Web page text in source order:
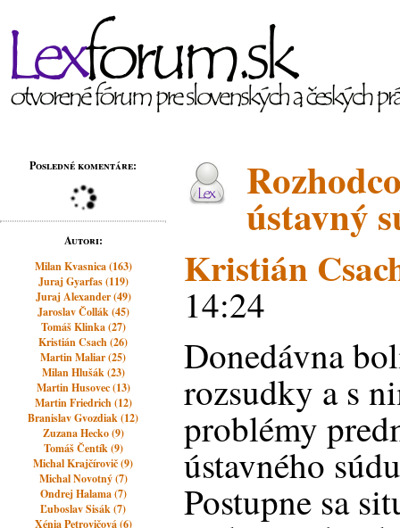
Posledné komentáre:
Autori:
Milan Kvasnica (163)
Juraj Gyarfas (119)
Juraj Alexander (49)
Jaroslav Čollák (45)
Tomáš Klinka (27)
Kristián Csach (26)
Martin Maliar (25)
Milan Hlušák (23)
Martin Husovec (13)
Martin Friedrich (12)
Branislav Gvozdiak (12)
Zuzana Hecko (9)
Tomáš Čentík (9)
Michal Krajčírovič (9)
Michal Novotný (7)
Ondrej Halama (7)
Ľuboslav Sisák (7)
Xénia Petrovičová (6)
ústavný
Kristián
14:24
Donedávna
rozsudky a s
problémy
ústavného
Postupne sa